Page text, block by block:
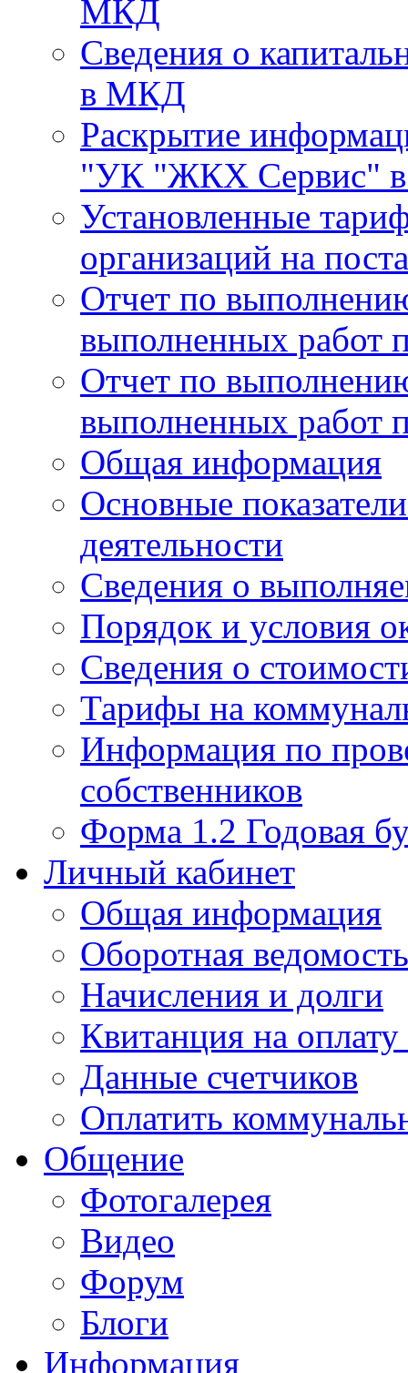
МКД
Сведения о
в МКД
Раскрытие
"УК "ЖКХ Сервис" в
Установленные
организаций на
Отчет по
выполненных работ
Отчет по
выполненных работ
Общая информация
Основные
деятельности
Сведения о
Порядок и условия
Сведения о
Тарифы на
Информация по
собственников
Форма 1.2 Годовая
Личный кабинет
Общая информация
Оборотная ведомость
Начисления и долги
Квитанция на
Данные счетчиков
Оплатить
Общение
Фотогалерея
Видео
Форум
Блоги
Информация